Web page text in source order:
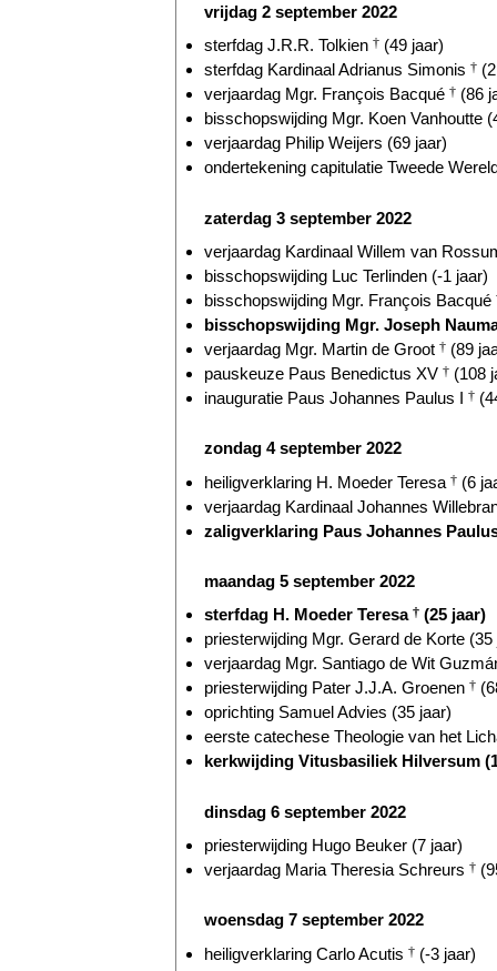
vrijdag 2 september 2022
sterfdag J.R.R. Tolkien † (49 jaar)
sterfdag Kardinaal Adrianus Simonis †
verjaardag Mgr. François Bacqué † (86
bisschopswijding Mgr. Koen Vanhoutte
verjaardag Philip Weijers (69 jaar)
ondertekening capitulatie Tweede
zaterdag 3 september 2022
verjaardag Kardinaal Willem van
bisschopswijding Luc Terlinden (-1 jaar)
bisschopswijding Mgr. François Bacqué
bisschopswijding Mgr. Joseph
verjaardag Mgr. Martin de Groot † (89
pauskeuze Paus Benedictus XV † (108
inauguratie Paus Johannes Paulus I †
zondag 4 september 2022
heiligverklaring H. Moeder Teresa † (6
verjaardag Kardinaal Johannes
zaligverklaring Paus Johannes
maandag 5 september 2022
sterfdag H. Moeder Teresa † (25 jaar)
priesterwijding Mgr. Gerard de Korte (35
verjaardag Mgr. Santiago de Wit
priesterwijding Pater J.J.A. Groenen †
oprichting Samuel Advies (35 jaar)
eerste catechese Theologie van het
kerkwijding Vitusbasiliek Hilversum
dinsdag 6 september 2022
priesterwijding Hugo Beuker (7 jaar)
verjaardag Maria Theresia Schreurs †
woensdag 7 september 2022
heiligverklaring Carlo Acutis † (-3 jaar)